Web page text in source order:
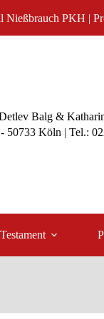
Nießbrauch PKH |
Balg &
50733 Köln | Tel.:
Testament